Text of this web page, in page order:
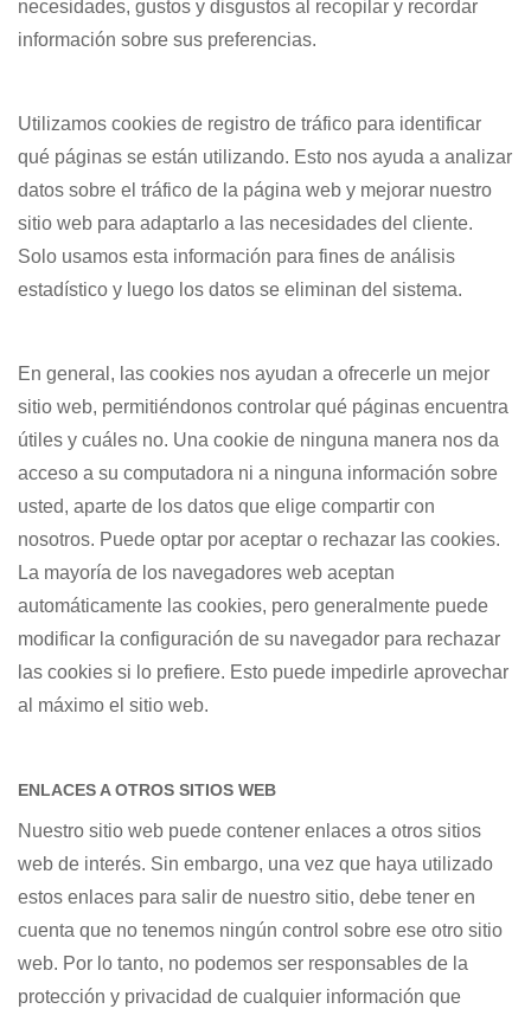
necesidades, gustos y disgustos al recopilar y recordar
información sobre sus preferencias.
Utilizamos cookies de registro de tráfico para identificar
qué páginas se están utilizando. Esto nos ayuda a analizar
datos sobre el tráfico de la página web y mejorar nuestro
sitio web para adaptarlo a las necesidades del cliente.
Solo usamos esta información para fines de análisis
estadístico y luego los datos se eliminan del sistema.
En general, las cookies nos ayudan a ofrecerle un mejor
sitio web, permitiéndonos controlar qué páginas encuentra
útiles y cuáles no. Una cookie de ninguna manera nos da
acceso a su computadora ni a ninguna información sobre
usted, aparte de los datos que elige compartir con
nosotros. Puede optar por aceptar o rechazar las cookies.
La mayoría de los navegadores web aceptan
automáticamente las cookies, pero generalmente puede
modificar la configuración de su navegador para rechazar
las cookies si lo prefiere. Esto puede impedirle aprovechar
al máximo el sitio web.
ENLACES A OTROS SITIOS WEB
Nuestro sitio web puede contener enlaces a otros sitios
web de interés. Sin embargo, una vez que haya utilizado
estos enlaces para salir de nuestro sitio, debe tener en
cuenta que no tenemos ningún control sobre ese otro sitio
web. Por lo tanto, no podemos ser responsables de la
protección y privacidad de cualquier información que